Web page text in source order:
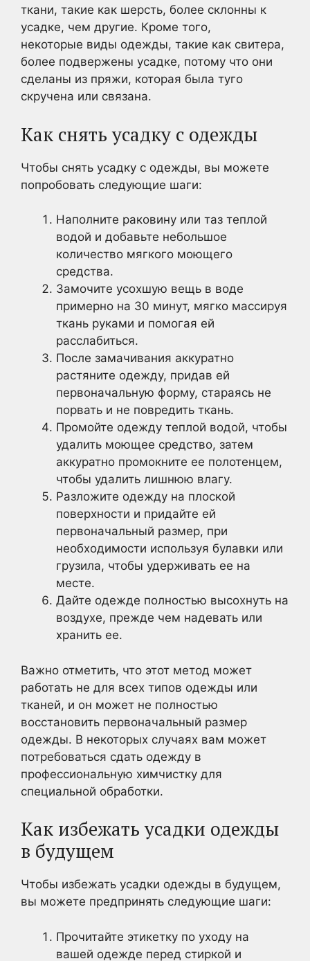
ткани, такие как шерсть, более склонны к
усадке, чем другие. Кроме того,
некоторые виды одежды, такие как свитера,
более подвержены усадке, потому что они
сделаны из пряжи, которая была туго
скручена или связана.
Как снять усадку с одежды
Чтобы снять усадку с одежды, вы можете
попробовать следующие шаги:
Наполните раковину или таз теплой
водой и добавьте небольшое
количество мягкого моющего
средства.
Замочите усохшую вещь в воде
примерно на 30 минут, мягко массируя
ткань руками и помогая ей
расслабиться.
После замачивания аккуратно
растяните одежду, придав ей
первоначальную форму, стараясь не
порвать и не повредить ткань.
Промойте одежду теплой водой, чтобы
удалить моющее средство, затем
аккуратно промокните ее полотенцем,
чтобы удалить лишнюю влагу.
Разложите одежду на плоской
поверхности и придайте ей
первоначальный размер, при
необходимости используя булавки или
грузила, чтобы удерживать ее на
месте.
Дайте одежде полностью высохнуть на
воздухе, прежде чем надевать или
хранить ее.
Важно отметить, что этот метод может
работать не для всех типов одежды или
тканей, и он может не полностью
восстановить первоначальный размер
одежды. В некоторых случаях вам может
потребоваться сдать одежду в
профессиональную химчистку для
специальной обработки.
Как избежать усадки одежды
в будущем
Чтобы избежать усадки одежды в будущем,
вы можете предпринять следующие шаги:
Прочитайте этикетку по уходу на
вашей одежде перед стиркой и